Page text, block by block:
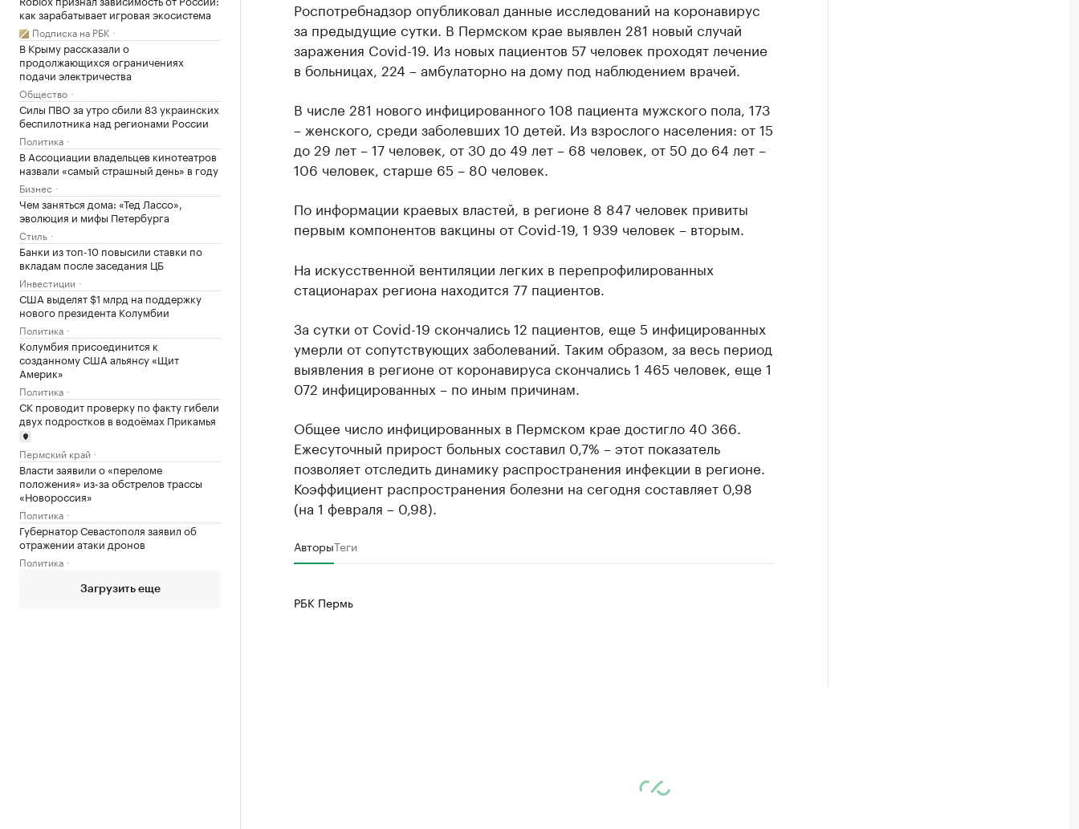
как зарабатывает игровая экосистема
Подписка на РБК
В Крыму рассказали о
продолжающихся ограничениях
подачи электричества
Общество
Силы ПВО за утро сбили 83 украинских
беспилотника над регионами России
Политика
В Ассоциации владельцев кинотеатров
назвали «самый страшный день» в году
Бизнес
Чем заняться дома: «Тед Лассо»,
эволюция и мифы Петербурга
Стиль
Банки из топ-10 повысили ставки по
вкладам после заседания ЦБ
Инвестиции
США выделят $1 млрд на поддержку
нового президента Колумбии
Политика
Колумбия присоединится к
созданному США альянсу «Щит
Америк»
Политика
СК проводит проверку по факту гибели
двух подростков в водоёмах Прикамья
Пермский край
Власти заявили о «переломе
положения» из-за обстрелов трассы
«Новороссия»
Политика
Губернатор Севастополя заявил об
отражении атаки дронов
Политика
Загрузить еще
Роспотребнадзор опубликовал данные исследований на коронавирус
за предыдущие сутки. В Пермском крае выявлен 281 новый случай
заражения Covid-19. Из новых пациентов 57 человек проходят лечение
в больницах, 224 – амбулаторно на дому под наблюдением врачей.
В числе 281 нового инфицированного 108 пациента мужского пола, 173
– женского, среди заболевших 10 детей. Из взрослого населения: от 15
до 29 лет – 17 человек, от 30 до 49 лет – 68 человек, от 50 до 64 лет –
106 человек, старше 65 – 80 человек.
По информации краевых властей, в регионе 8 847 человек привиты
первым компонентов вакцины от Covid-19, 1 939 человек – вторым.
На искусственной вентиляции легких в перепрофилированных
стационарах региона находится 77 пациентов.
За сутки от Covid-19 скончались 12 пациентов, еще 5 инфицированных
умерли от сопутствующих заболеваний. Таким образом, за весь период
выявления в регионе от коронавируса скончались 1 465 человек, еще 1
072 инфицированных – по иным причинам.
Общее число инфицированных в Пермском крае достигло 40 366.
Ежесуточный прирост больных составил 0,7% – этот показатель
позволяет отследить динамику распространения инфекции в регионе.
Коэффициент распространения болезни на сегодня составляет 0,98
(на 1 февраля – 0,98).
АвторыТеги
РБК Пермь